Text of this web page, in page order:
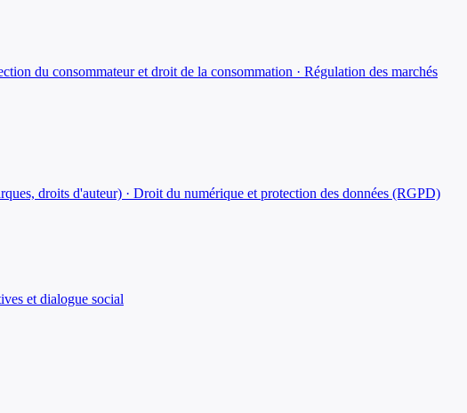
du consommateur et droit de la consommation · Régulation des marchés
droits d'auteur) · Droit du numérique et protection des données (RGPD)
et dialogue social